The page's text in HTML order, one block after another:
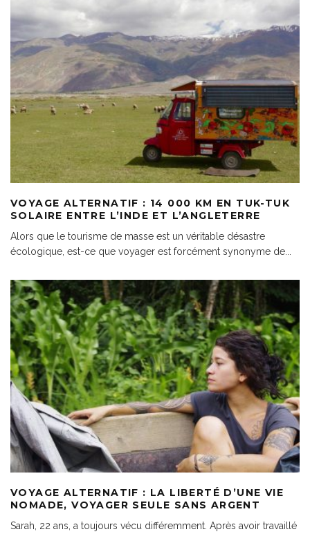
VOYAGE ALTERNATIF : 14 000 KM EN TUK-TUK
SOLAIRE ENTRE L’INDE ET L’ANGLETERRE
Alors que le tourisme de masse est un véritable désastre
écologique, est-ce que voyager est forcément synonyme de...
VOYAGE ALTERNATIF : LA LIBERTÉ D’UNE VIE
NOMADE, VOYAGER SEULE SANS ARGENT
Sarah, 22 ans, a toujours vécu différemment. Après avoir travaillé